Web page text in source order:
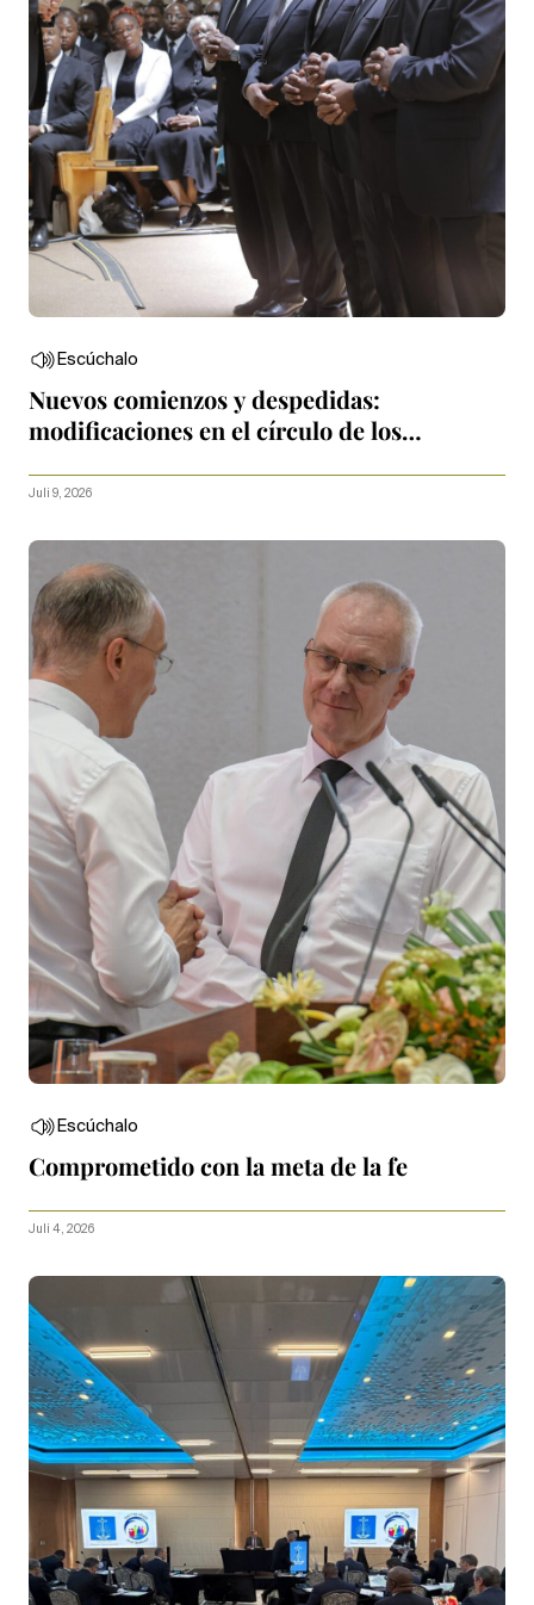
Escúchalo
Nuevos comienzos y despedidas:
modificaciones en el círculo de los
Juli 9, 2026
Escúchalo
Comprometido con la meta de la fe
Juli 4, 2026